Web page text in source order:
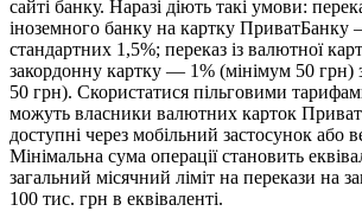
сайті банку. Наразі діють такі умови:
іноземного банку на картку ПриватБанку
стандартних 1,5%; переказ із валютної
закордонну картку — 1% (мінімум 50 грн)
50 грн). Скористатися пільговими
можуть власники валютних карток
доступні через мобільний застосунок або
Мінімальна сума операції становить
загальний місячний ліміт на перекази на
100 тис. грн в еквіваленті.